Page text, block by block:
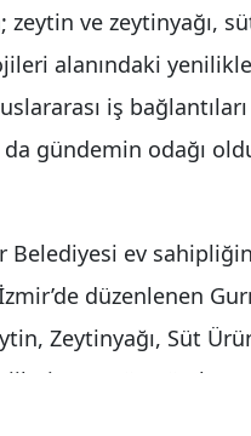
zeytin ve zeytinyağı,
alanındaki
iş
da gündemin odağı
ev
düzenlenen
Zeytinyağı, Süt
Fuarı, üç gün